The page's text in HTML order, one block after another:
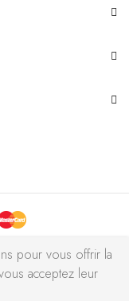
réservés - Réalisé
pour vous offrir la
acceptez leur